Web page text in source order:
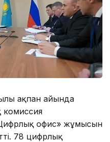
ақпан айында
комиссия
офис» жұмысын
78 цифрлық